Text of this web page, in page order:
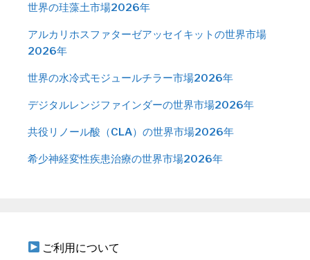
世界の珪藻土市場2026年
アルカリホスファターゼアッセイキットの世界市場
2026年
世界の水冷式モジュールチラー市場2026年
デジタルレンジファインダーの世界市場2026年
共役リノール酸（CLA）の世界市場2026年
希少神経変性疾患治療の世界市場2026年
ご利用について